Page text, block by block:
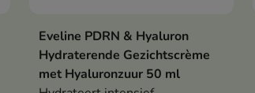
In winkelwagen
Eveline PDRN & Hyaluron
Hydraterende Gezichtscrème
met Hyaluronzuur 50 ml